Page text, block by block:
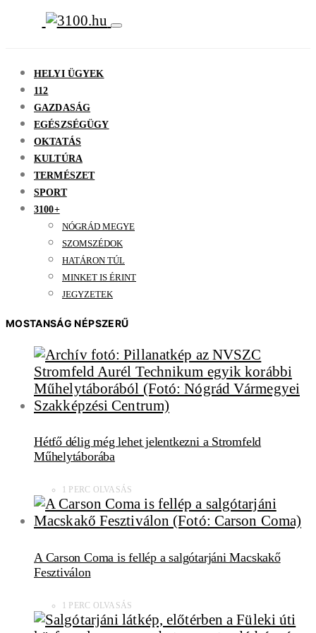
HELYI ÜGYEK
112
GAZDASÁG
EGÉSZSÉGÜGY
OKTATÁS
KULTÚRA
TERMÉSZET
SPORT
3100+
NÓGRÁD MEGYE
SZOMSZÉDOK
HATÁRON TÚL
MINKET IS ÉRINT
JEGYZETEK
MOSTANSÁG NÉPSZERŰ
Hétfő délig még lehet jelentkezni a Stromfeld
Műhelytáborába
1 PERC OLVASÁS
A Carson Coma is fellép a salgótarjáni Macskakő
Fesztiválon
1 PERC OLVASÁS